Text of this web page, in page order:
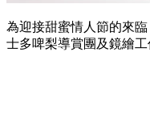
為迎接甜蜜情人節的來
士多啤梨導賞團及鏡繪工